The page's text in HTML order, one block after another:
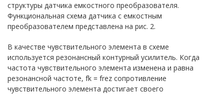
структуры датчика емкостного преобразователя.
Функциональная схема датчика с емкостным
преобразователем представлена на рис. 2.
В качестве чувствительного элемента в схеме
используется резонансный контурный усилитель. Когда
частота чувствительного элемента изменена и равна
резонансной частоте, fk = frez сопротивление
чувствительного элемента достигает своего